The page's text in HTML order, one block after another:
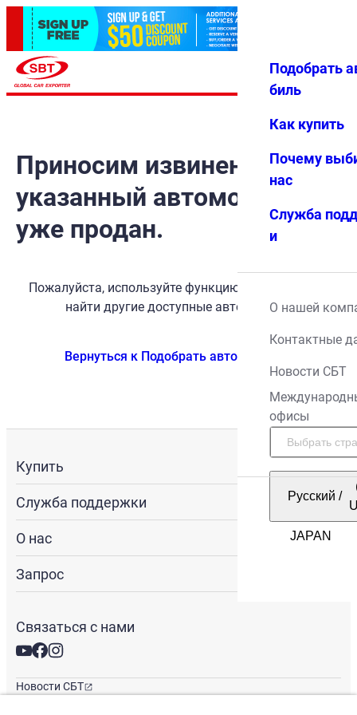
Избранн
Меню
Подобрать
биль
Как купить
Почему
нас
Служба
и
О нашей
Контактные
Новости СБТ
офисы
Русский /
Приносим извинения, но
указанный автомобиль
уже продан.
Пожалуйста, используйте функцию поиска, чтобы
найти другие доступные автомобили.
Вернуться к Подобрать автомобиль
Купить
Служба поддержки
О нас
Запрос
Связаться с нами
Новости СБТ